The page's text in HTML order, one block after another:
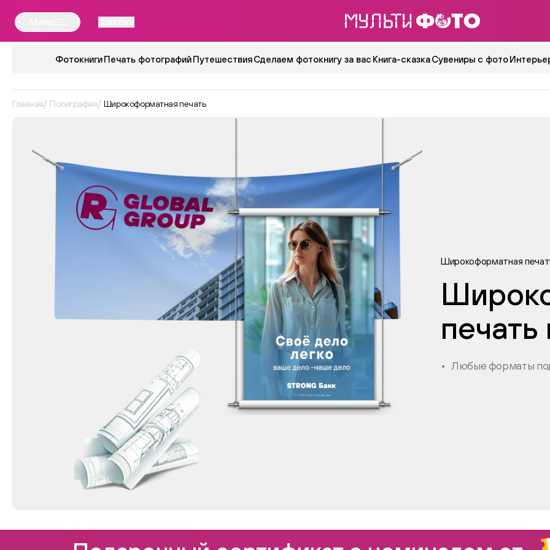
Фотокниги Печать фотографий Путешествия Сделаем фотокнигу за вас Книга-сказка Сувениры с фото
Главная Полиграфия Широкоформатная печать
Широкоформатная
Любые форматы